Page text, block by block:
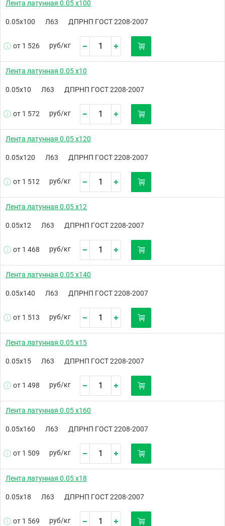
Лента латунная 0.05 х100
0.05х100 Л63 ДПРНП ГОСТ 2208-2007
от 1 526 руб/кг
Лента латунная 0.05 х10
0.05х10 Л63 ДПРНП ГОСТ 2208-2007
от 1 572 руб/кг
Лента латунная 0.05 х120
0.05х120 Л63 ДПРНП ГОСТ 2208-2007
от 1 512 руб/кг
Лента латунная 0.05 х12
0.05х12 Л63 ДПРНП ГОСТ 2208-2007
от 1 468 руб/кг
Лента латунная 0.05 х140
0.05х140 Л63 ДПРНП ГОСТ 2208-2007
от 1 513 руб/кг
Лента латунная 0.05 х15
0.05х15 Л63 ДПРНП ГОСТ 2208-2007
от 1 498 руб/кг
Лента латунная 0.05 х160
0.05х160 Л63 ДПРНП ГОСТ 2208-2007
от 1 509 руб/кг
Лента латунная 0.05 х18
0.05х18 Л63 ДПРНП ГОСТ 2208-2007
от 1 569 руб/кг